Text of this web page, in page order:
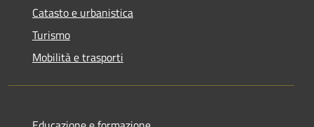
Catasto e urbanistica
Turismo
Mobilità e trasporti